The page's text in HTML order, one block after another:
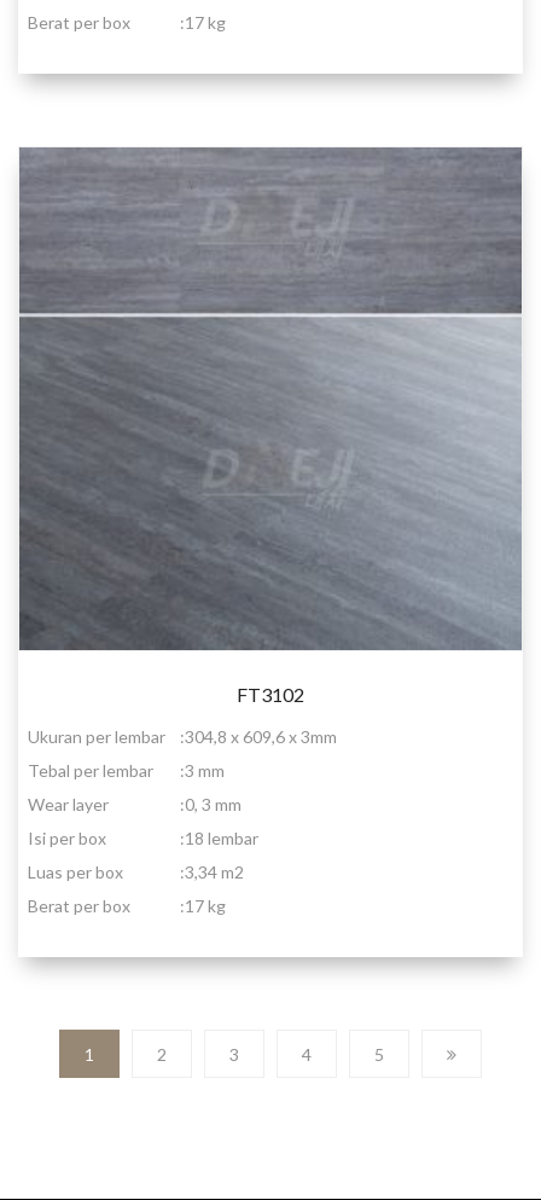
Berat per box
:17 kg
FT3102
Ukuran per lembar :304,8 x 609,6 x 3mm
Tebal per lembar
:3 mm
Wear layer
:0, 3 mm
Isi per box
:18 lembar
Luas per box
:3,34 m2
Berat per box
:17 kg
1 2 3 4 5